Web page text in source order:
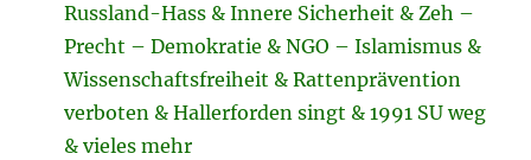
Russland-Hass & Innere Sicherheit & Zeh –
Precht – Demokratie & NGO – Islamismus &
Wissenschaftsfreiheit & Rattenprävention
verboten & Hallerforden singt & 1991 SU weg
& vieles mehr